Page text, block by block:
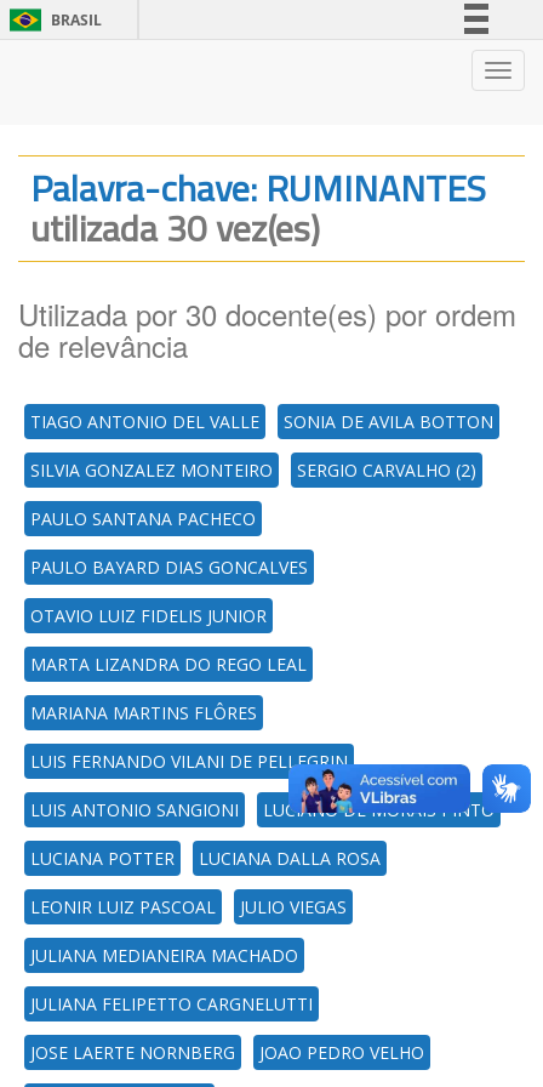
BRASIL
Legislação
Palavra-chave: RUMINANTES
utilizada 30 vez(es)
Utilizada por 30 docente(es) por ordem
de relevância
TIAGO ANTONIO DEL VALLE SONIA DE AVILA BOTTON
SILVIA GONZALEZ MONTEIRO SERGIO CARVALHO (2)
PAULO SANTANA PACHECO
PAULO BAYARD DIAS GONCALVES
OTAVIO LUIZ FIDELIS JUNIOR
MARTA LIZANDRA DO REGO LEAL
MARIANA MARTINS FLÔRES
LUIS FERNANDO VILANI DE PELLEGRIN
LUIS ANTONIO SANGIONI LUCIANO DE MORAIS PINTO
LUCIANA POTTER LUCIANA DALLA ROSA
LEONIR LUIZ PASCOAL JULIO VIEGAS
JULIANA MEDIANEIRA MACHADO
JULIANA FELIPETTO CARGNELUTTI
JOSE LAERTE NORNBERG JOAO PEDRO VELHO